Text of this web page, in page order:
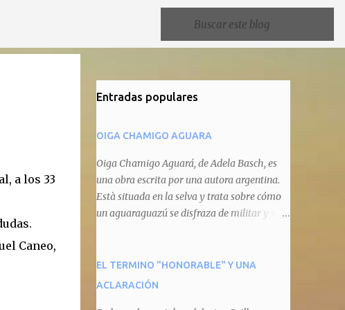
a los 33
Caneo,
Entradas populares
OIGA CHAMIGO AGUARA
Oiga Chamigo Aguará, de Adela Basch, es
una obra escrita por una autora argentina.
Està situada en la selva y trata sobre cómo
un aguaraguazú se disfraza de militar y se
animal que pretenda circular por ahí. En
primera instancia aparece Teteu, el tero,
EL TERMINO "HONORABLE" Y UNA
ACLARACIÓN